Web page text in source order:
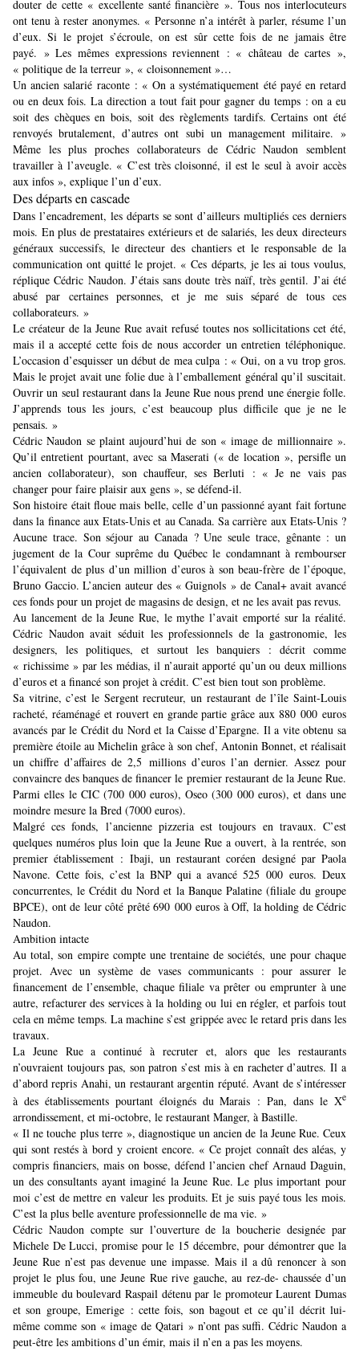
douter de cette « excellente santé financière ». Tous nos interlocuteurs
ont tenu à rester anonymes. « Personne n’a intérêt à parler, résume l’un
d’eux. Si le projet s’écroule, on est sûr cette fois de ne jamais être
payé. » Les mêmes expressions reviennent : « château de cartes »,
« politique de la terreur », « cloisonnement »…
Un ancien salarié raconte : « On a systématiquement été payé en retard
ou en deux fois. La direction a tout fait pour gagner du temps : on a eu
soit des chèques en bois, soit des règlements tardifs. Certains ont été
renvoyés brutalement, d’autres ont subi un management militaire. »
Même les plus proches collaborateurs de Cédric Naudon semblent
travailler à l’aveugle. « C’est très cloisonné, il est le seul à avoir accès
aux infos », explique l’un d’eux.
Des départs en cascade
Dans l’encadrement, les départs se sont d’ailleurs multipliés ces derniers
mois. En plus de prestataires extérieurs et de salariés, les deux directeurs
généraux successifs, le directeur des chantiers et le responsable de la
communication ont quitté le projet. « Ces départs, je les ai tous voulus,
réplique Cédric Naudon. J’étais sans doute très naïf, très gentil. J’ai été
abusé par certaines personnes, et je me suis séparé de tous ces
collaborateurs. »
Le créateur de la Jeune Rue avait refusé toutes nos sollicitations cet été,
mais il a accepté cette fois de nous accorder un entretien téléphonique.
L’occasion d’esquisser un début de mea culpa : « Oui, on a vu trop gros.
Mais le projet avait une folie due à l’emballement général qu’il suscitait.
Ouvrir un seul restaurant dans la Jeune Rue nous prend une énergie folle.
J’apprends tous les jours, c’est beaucoup plus difficile que je ne le
pensais. »
Cédric Naudon se plaint aujourd’hui de son « image de millionnaire ».
Qu’il entretient pourtant, avec sa Maserati (« de location », persifle un
ancien collaborateur), son chauffeur, ses Berluti : « Je ne vais pas
changer pour faire plaisir aux gens », se défend-il.
Son histoire était floue mais belle, celle d’un passionné ayant fait fortune
dans la finance aux Etats-Unis et au Canada. Sa carrière aux Etats-Unis ?
Aucune trace. Son séjour au Canada ? Une seule trace, gênante : un
jugement de la Cour suprême du Québec le condamnant à rembourser
l’équivalent de plus d’un million d’euros à son beau-frère de l’époque,
Bruno Gaccio. L’ancien auteur des « Guignols » de Canal+ avait avancé
ces fonds pour un projet de magasins de design, et ne les avait pas revus.
Au lancement de la Jeune Rue, le mythe l’avait emporté sur la réalité.
Cédric Naudon avait séduit les professionnels de la gastronomie, les
designers, les politiques, et surtout les banquiers : décrit comme
« richissime » par les médias, il n’aurait apporté qu’un ou deux millions
d’euros et a financé son projet à crédit. C’est bien tout son problème.
Sa vitrine, c’est le Sergent recruteur, un restaurant de l’île Saint-Louis
racheté, réaménagé et rouvert en grande partie grâce aux 880 000 euros
avancés par le Crédit du Nord et la Caisse d’Epargne. Il a vite obtenu sa
première étoile au Michelin grâce à son chef, Antonin Bonnet, et réalisait
un chiffre d’affaires de 2,5 millions d’euros l’an dernier. Assez pour
convaincre des banques de financer le premier restaurant de la Jeune Rue.
Parmi elles le CIC (700 000 euros), Oseo (300 000 euros), et dans une
moindre mesure la Bred (7000 euros).
Malgré ces fonds, l’ancienne pizzeria est toujours en travaux. C’est
quelques numéros plus loin que la Jeune Rue a ouvert, à la rentrée, son
premier établissement : Ibaji, un restaurant coréen designé par Paola
Navone. Cette fois, c’est la BNP qui a avancé 525 000 euros. Deux
concurrentes, le Crédit du Nord et la Banque Palatine (filiale du groupe
BPCE), ont de leur côté prêté 690 000 euros à Off, la holding de Cédric
Naudon.
Ambition intacte
Au total, son empire compte une trentaine de sociétés, une pour chaque
projet. Avec un système de vases communicants : pour assurer le
financement de l’ensemble, chaque filiale va prêter ou emprunter à une
autre, refacturer des services à la holding ou lui en régler, et parfois tout
cela en même temps. La machine s’est grippée avec le retard pris dans les
travaux.
La Jeune Rue a continué à recruter et, alors que les restaurants
n’ouvraient toujours pas, son patron s’est mis à en racheter d’autres. Il a
d’abord repris Anahi, un restaurant argentin réputé. Avant de s’intéresser
à des établissements pourtant éloignés du Marais : Pan, dans le Xe
arrondissement, et mi-octobre, le restaurant Manger, à Bastille.
« Il ne touche plus terre », diagnostique un ancien de la Jeune Rue. Ceux
qui sont restés à bord y croient encore. « Ce projet connaît des aléas, y
compris financiers, mais on bosse, défend l’ancien chef Arnaud Daguin,
un des consultants ayant imaginé la Jeune Rue. Le plus important pour
moi c’est de mettre en valeur les produits. Et je suis payé tous les mois.
C’est la plus belle aventure professionnelle de ma vie. »
Cédric Naudon compte sur l’ouverture de la boucherie designée par
Michele De Lucci, promise pour le 15 décembre, pour démontrer que la
Jeune Rue n’est pas devenue une impasse. Mais il a dû renoncer à son
projet le plus fou, une Jeune Rue rive gauche, au rez-de- chaussée d’un
immeuble du boulevard Raspail détenu par le promoteur Laurent Dumas
et son groupe, Emerige : cette fois, son bagout et ce qu’il décrit lui-
même comme son « image de Qatari » n’ont pas suffi. Cédric Naudon a
peut-être les ambitions d’un émir, mais il n’en a pas les moyens.